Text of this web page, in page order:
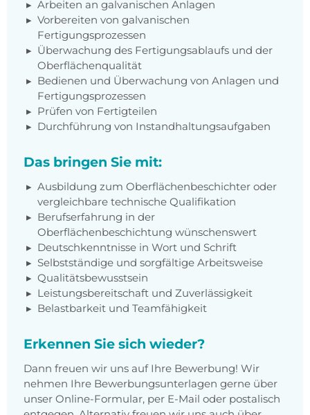
Arbeiten an galvanischen Anlagen
Vorbereiten von galvanischen
Fertigungsprozessen
Überwachung des Fertigungsablaufs und der
Oberflächenqualität
Bedienen und Überwachung von Anlagen und
Fertigungsprozessen
Prüfen von Fertigteilen
Durchführung von Instandhaltungsaufgaben
Das bringen Sie mit:
Ausbildung zum Oberflächenbeschichter oder
vergleichbare technische Qualifikation
Berufserfahrung in der
Oberflächenbeschichtung wünschenswert
Deutschkenntnisse in Wort und Schrift
Selbstständige und sorgfältige Arbeitsweise
Qualitätsbewusstsein
Leistungsbereitschaft und Zuverlässigkeit
Belastbarkeit und Teamfähigkeit
Erkennen Sie sich wieder?
Dann freuen wir uns auf Ihre Bewerbung! Wir
nehmen Ihre Bewerbungsunterlagen gerne über
unser Online-Formular, per E-Mail oder postalisch